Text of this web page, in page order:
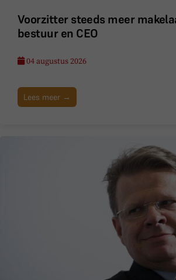
Voorzitter steeds meer
bestuur en CEO
04 augustus 2026
Lees meer →